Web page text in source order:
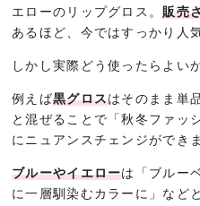
エローのリップグロス。販売
あるほど、今ではすっかり人
しかし実際どう使ったらよい
例えば黒グロスはそのまま単
と混ぜることで「秋冬ファッ
にニュアンスチェンジができ
ブルーやイエローは「ブルー
に一層馴染むカラーに」など